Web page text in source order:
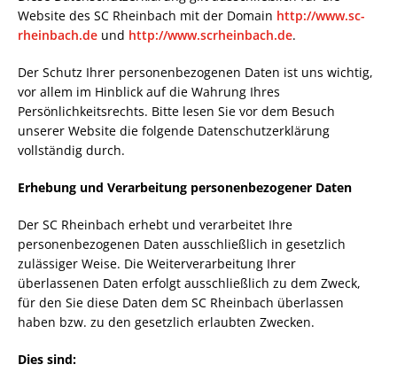
Website des SC Rheinbach mit der Domain http://www.sc-
rheinbach.de und http://www.scrheinbach.de.
Der Schutz Ihrer personenbezogenen Daten ist uns wichtig,
vor allem im Hinblick auf die Wahrung Ihres
Persönlichkeitsrechts. Bitte lesen Sie vor dem Besuch
unserer Website die folgende Datenschutzerklärung
vollständig durch.
Erhebung und Verarbeitung personenbezogener Daten
Der SC Rheinbach erhebt und verarbeitet Ihre
personenbezogenen Daten ausschließlich in gesetzlich
zulässiger Weise. Die Weiterverarbeitung Ihrer
überlassenen Daten erfolgt ausschließlich zu dem Zweck,
für den Sie diese Daten dem SC Rheinbach überlassen
haben bzw. zu den gesetzlich erlaubten Zwecken.
Dies sind: